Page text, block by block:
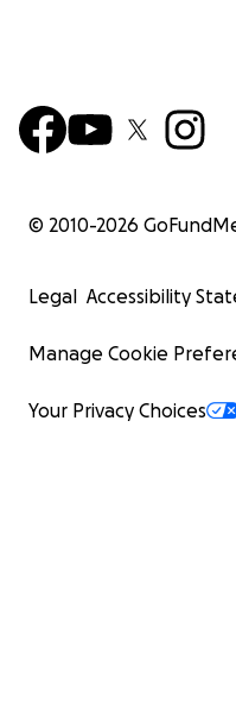
© 2010-2026
Legal Accessibility
Manage Cookie
Your Privacy Choices